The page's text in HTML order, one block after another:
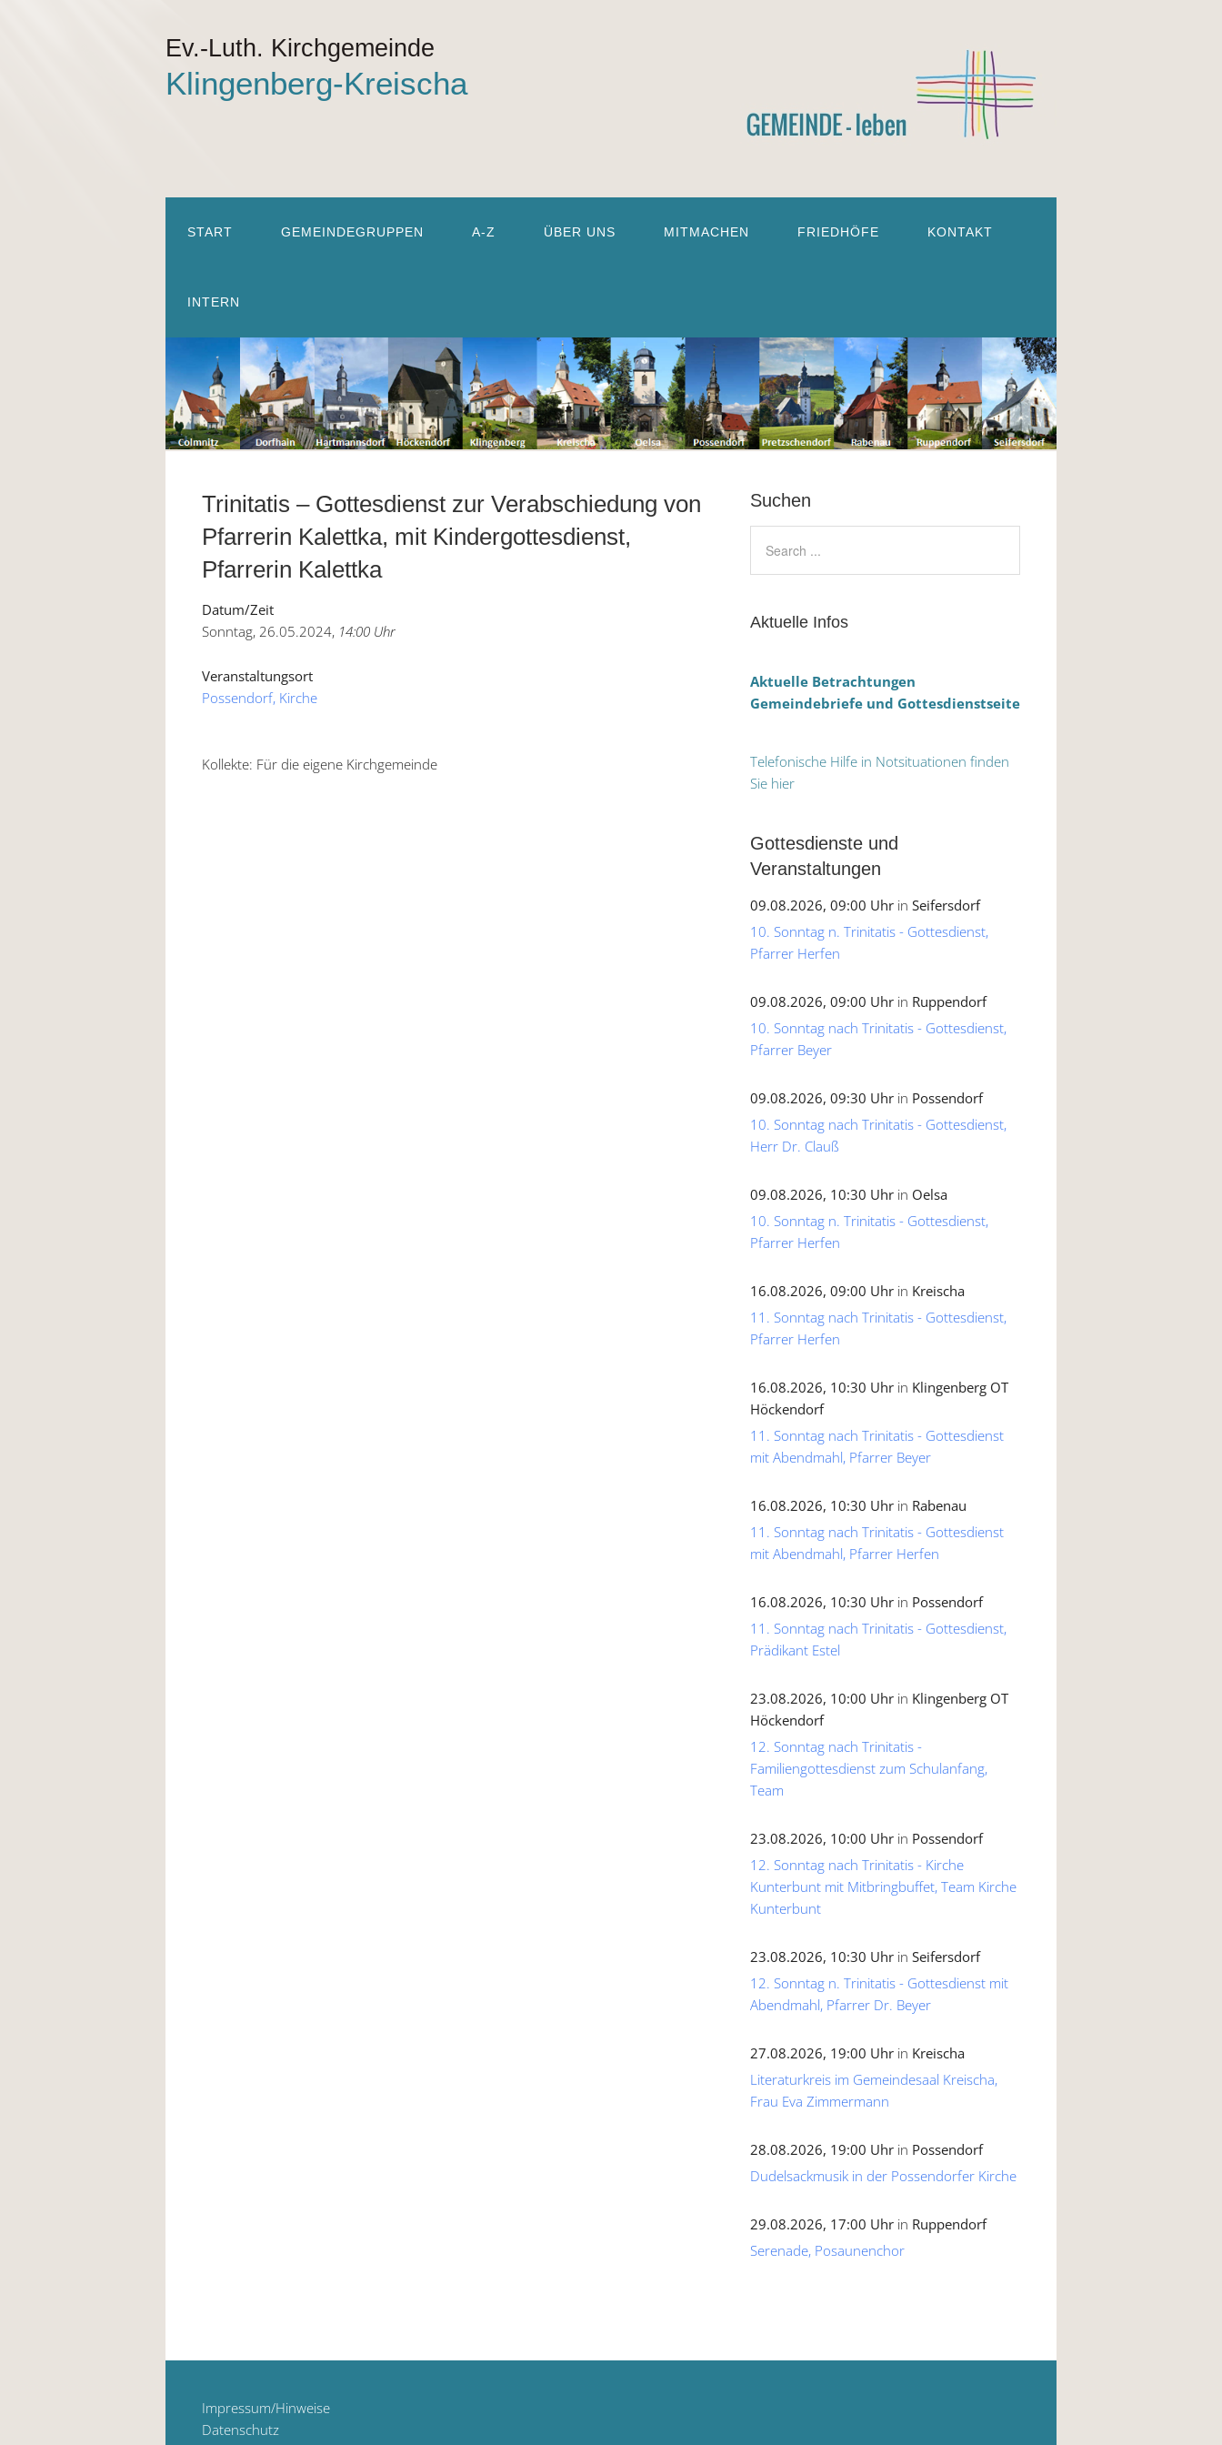
Ev.-Luth. Kirchgemeinde
Klingenberg-Kreischa
START GEMEINDEGRUPPEN A-Z ÜBER UNS MITMACHEN FRIEDHÖFE KONTAKT
INTERN
Trinitatis – Gottesdienst zur Verabschiedung von
Pfarrerin Kalettka, mit Kindergottesdienst,
Pfarrerin Kalettka
Datum/Zeit
Sonntag, 26.05.2024, 14:00 Uhr
Veranstaltungsort
Possendorf, Kirche
Kollekte: Für die eigene Kirchgemeinde
Suchen
Aktuelle Infos
Aktuelle Betrachtungen
Gemeindebriefe und Gottesdienstseite
Telefonische Hilfe in Notsituationen finden
Sie hier
Gottesdienste und
Veranstaltungen
09.08.2026, 09:00 Uhr in Seifersdorf
10. Sonntag n. Trinitatis - Gottesdienst,
Pfarrer Herfen
09.08.2026, 09:00 Uhr in Ruppendorf
10. Sonntag nach Trinitatis - Gottesdienst,
Pfarrer Beyer
09.08.2026, 09:30 Uhr in Possendorf
10. Sonntag nach Trinitatis - Gottesdienst,
Herr Dr. Clauß
09.08.2026, 10:30 Uhr in Oelsa
10. Sonntag n. Trinitatis - Gottesdienst,
Pfarrer Herfen
16.08.2026, 09:00 Uhr in Kreischa
11. Sonntag nach Trinitatis - Gottesdienst,
Pfarrer Herfen
16.08.2026, 10:30 Uhr in Klingenberg OT
Höckendorf
11. Sonntag nach Trinitatis - Gottesdienst
mit Abendmahl, Pfarrer Beyer
16.08.2026, 10:30 Uhr in Rabenau
11. Sonntag nach Trinitatis - Gottesdienst
mit Abendmahl, Pfarrer Herfen
16.08.2026, 10:30 Uhr in Possendorf
11. Sonntag nach Trinitatis - Gottesdienst,
Prädikant Estel
23.08.2026, 10:00 Uhr in Klingenberg OT
Höckendorf
12. Sonntag nach Trinitatis -
Familiengottesdienst zum Schulanfang,
Team
23.08.2026, 10:00 Uhr in Possendorf
12. Sonntag nach Trinitatis - Kirche
Kunterbunt mit Mitbringbuffet, Team Kirche
Kunterbunt
23.08.2026, 10:30 Uhr in Seifersdorf
12. Sonntag n. Trinitatis - Gottesdienst mit
Abendmahl, Pfarrer Dr. Beyer
27.08.2026, 19:00 Uhr in Kreischa
Literaturkreis im Gemeindesaal Kreischa,
Frau Eva Zimmermann
28.08.2026, 19:00 Uhr in Possendorf
Dudelsackmusik in der Possendorfer Kirche
29.08.2026, 17:00 Uhr in Ruppendorf
Serenade, Posaunenchor
Impressum/Hinweise
Datenschutz